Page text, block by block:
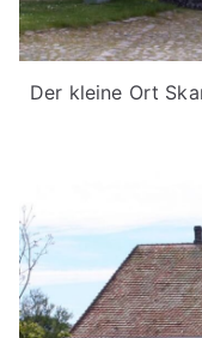
Der kleine Ort